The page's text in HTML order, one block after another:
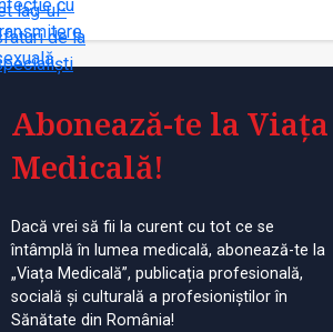
Abonează-te la Viața
Medicală!
Dacă vrei să fii la curent cu tot ce se
întâmplă în lumea medicală, abonează-te la
„Viața Medicală”, publicația profesională,
socială și culturală a profesioniștilor în
Sănătate din România!